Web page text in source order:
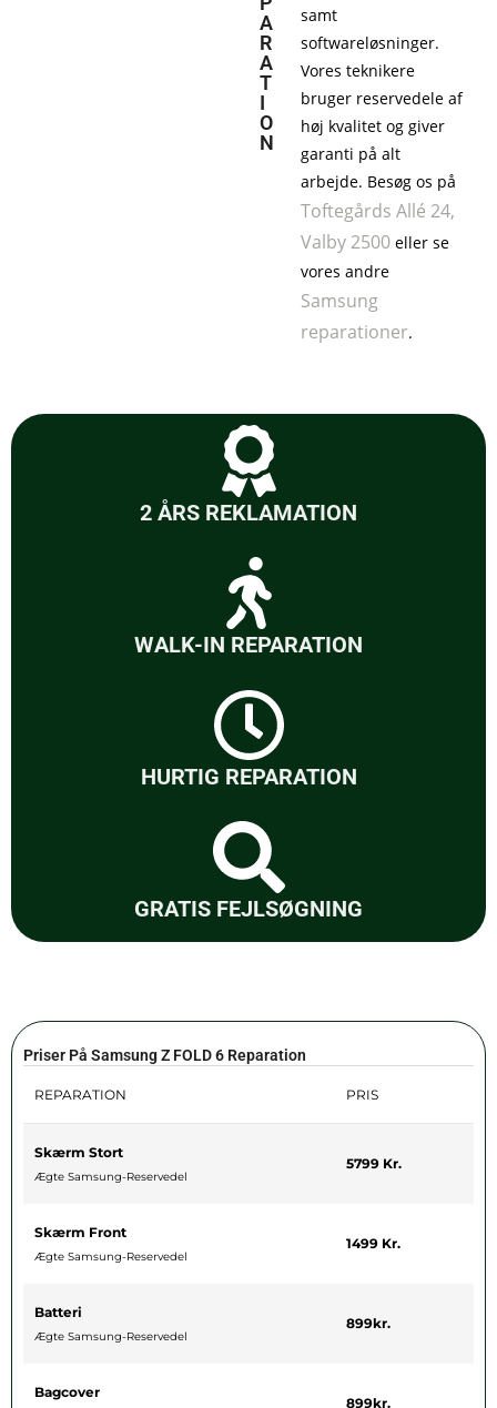
A
R
A
T
I
O
N
samt
softwareløsninger.
Vores teknikere
bruger reservedele af
høj kvalitet og giver
garanti på alt
arbejde. Besøg os på
Toftegårds Allé 24,
Valby 2500 eller se
vores andre
Samsung
reparationer.
2 ÅRS REKLAMATION
WALK-IN REPARATION
HURTIG REPARATION
GRATIS FEJLSØGNING
Priser På Samsung Z FOLD 6 Reparation
REPARATION PRIS
Skærm Stort
Ægte Samsung-Reservedel
5799 Kr.
Skærm Front
Ægte Samsung-Reservedel
1499 Kr.
Batteri
Ægte Samsung-Reservedel
899kr.
Bagcover
899kr.